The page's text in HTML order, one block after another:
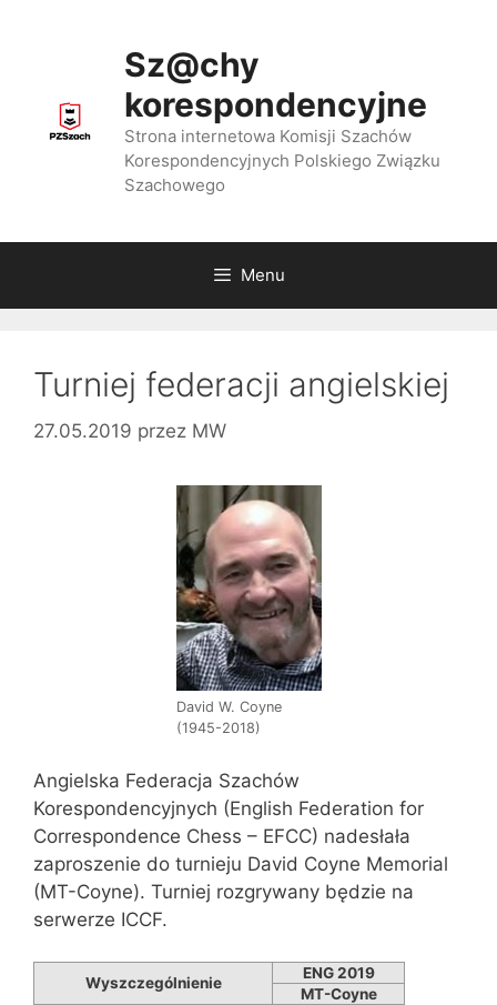
Sz@chy
korespondencyjne
Strona internetowa Komisji Szachów
Korespondencyjnych Polskiego Związku
Szachowego
Menu
Turniej federacji angielskiej
27.05.2019 przez MW
David W. Coyne
(1945-2018)
Angielska Federacja Szachów
Korespondencyjnych (English Federation for
Correspondence Chess – EFCC) nadesłała
zaproszenie do turnieju David Coyne Memorial
(MT-Coyne). Turniej rozgrywany będzie na
serwerze ICCF.
Wyszczególnienie
ENG 2019
MT-Coyne